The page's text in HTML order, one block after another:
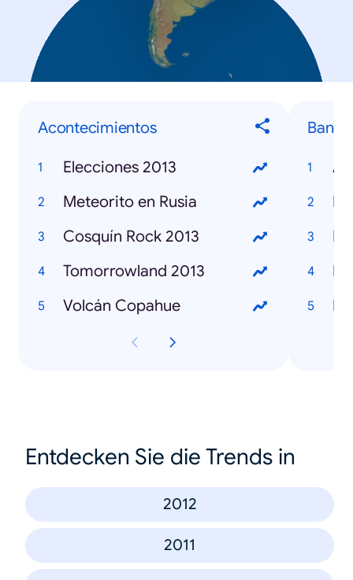
Acontecimientos
Elecciones 2013
Meteorito en Rusia
Cosquín Rock 2013
Tomorrowland 2013
Volcán Copahue
Entdecken Sie die Trends in
2012
2011